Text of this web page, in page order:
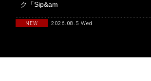
ク「Sip&am
NEW 2026.08.5 Wed